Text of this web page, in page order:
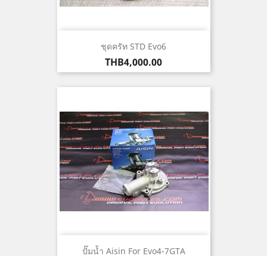
ชุดครัท STD Evo6
ราคา
THB4,000.00
ปั๊มน้ำ Aisin For Evo4-7GTA